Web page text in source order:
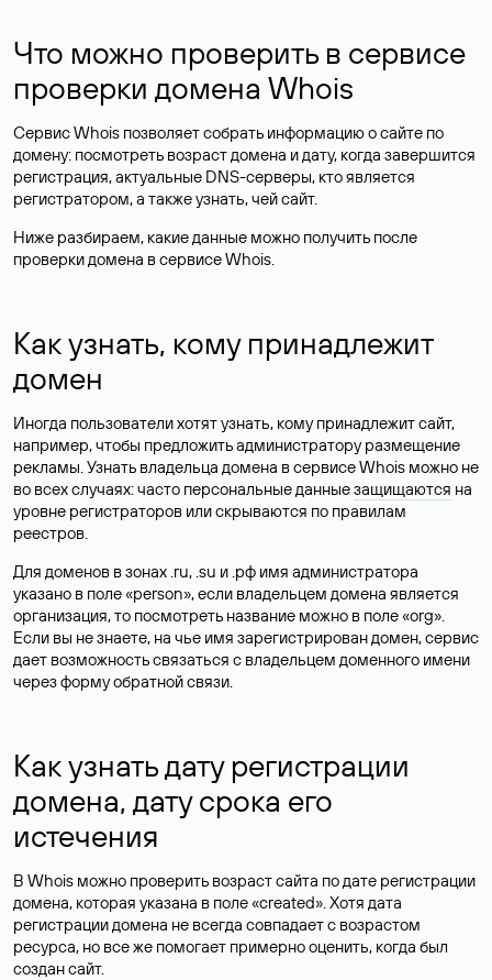
Что можно проверить в сервисе
проверки домена Whois
Сервис Whois позволяет собрать информацию о сайте по
домену: посмотреть возраст домена и дату, когда завершится
регистрация, актуальные DNS-серверы, кто является
регистратором, а также узнать, чей сайт.
Ниже разбираем, какие данные можно получить после
проверки домена в сервисе Whois.
Как узнать, кому принадлежит
домен
Иногда пользователи хотят узнать, кому принадлежит сайт,
например, чтобы предложить администратору размещение
рекламы. Узнать владельца домена в сервисе Whois можно не
во всех случаях: часто персональные данныезащищаются на
уровне регистраторов или скрываются по правилам
реестров.
Для доменов в зонах .ru, .su и .рф имя администратора
указано в поле «person», если владельцем домена является
организация, то посмотреть название можно в поле «org».
Если вы не знаете, на чье имя зарегистрирован домен, сервис
дает возможность связаться с владельцем доменного имени
через форму обратной связи.
Как узнать дату регистрации
домена, дату срока его
истечения
В Whois можно проверить возраст сайта по дате регистрации
домена, которая указана в поле «created». Хотя дата
регистрации домена не всегда совпадает с возрастом
ресурса, но все же помогает примерно оценить, когда был
создан сайт.